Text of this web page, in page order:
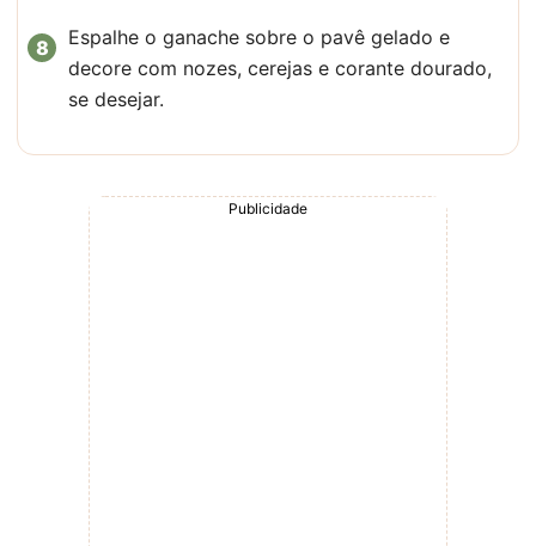
Espalhe o ganache sobre o pavê gelado e
decore com nozes, cerejas e corante dourado,
se desejar.
Publicidade